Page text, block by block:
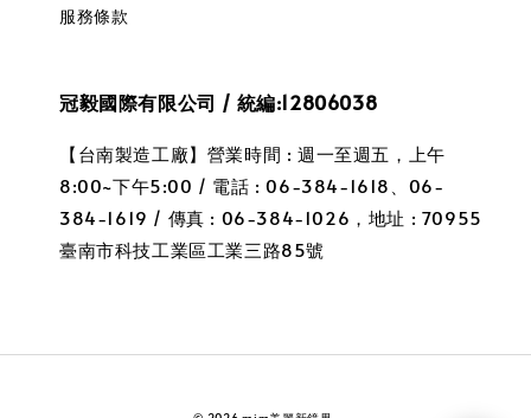
服務條款
冠毅國際有限公司 / 統編:12806038
【台南製造工廠】營業時間 : 週一至週五，上午
8:00~下午5:00 / 電話 : 06-384-1618、06-
384-1619 / 傳真 : 06-384-1026，地址 : 70955
臺南市科技工業區工業三路85號